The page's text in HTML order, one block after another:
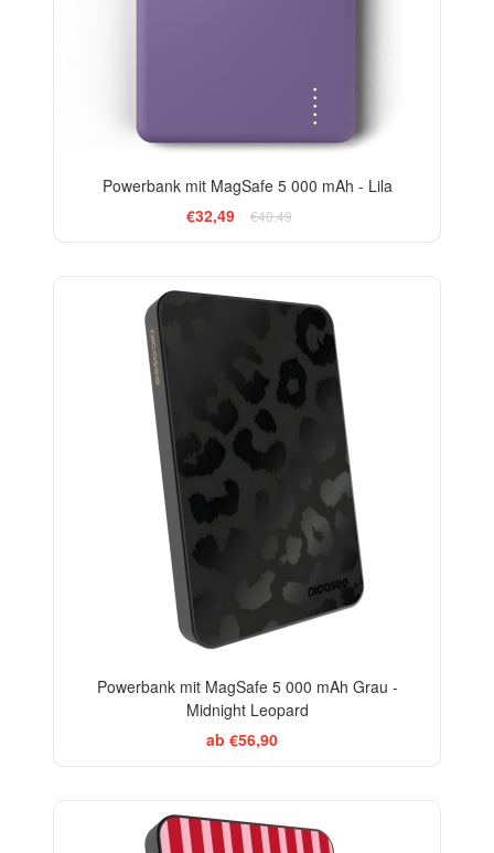
Powerbank mit MagSafe 5 000 mAh - Lila
€32,49
€40,49
Powerbank mit MagSafe 5 000 mAh Grau -
Midnight Leopard
ab €56,90